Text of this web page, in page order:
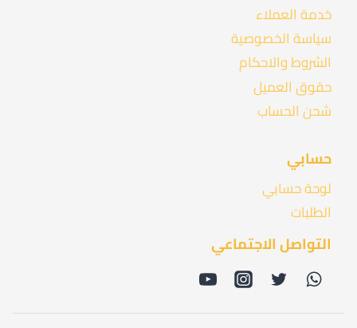
خدمة العملاء
سياسة الخصوصية
الشروط والاحكام
حقوق العميل
شحن الحساب
حسابي
لوحة حسابي
الطلبات
التواصل الاجتماعي